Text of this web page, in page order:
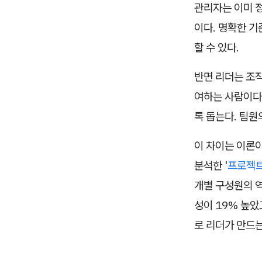
관리자는 이미
이다. 명확한 기
할 수 있다.
반면 리더는 조
여하는 사람이
록 돕는다. 팀원
이 차이는 이론
분석한 '프로
개별 구성원의
성이 19% 높았
로 리더가 만드